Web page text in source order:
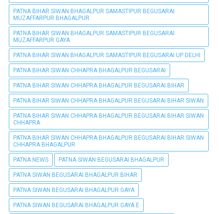
PATNA BIHAR SIWAN BHAGALPUR SAMASTIPUR BEGUSARAI
MUZAFFARPUR BHAGALPUR
PATNA BIHAR SIWAN BHAGALPUR SAMASTIPUR BEGUSARAI
MUZAFFARPUR GAYA
PATNA BIHAR SIWAN BHAGALPUR SAMASTIPUR BEGUSARAI UP DELHI
PATNA BIHAR SIWAN CHHAPRA BHAGALPUR BEGUSARAI
PATNA BIHAR SIWAN CHHAPRA BHAGALPUR BEGUSARAI BIHAR
PATNA BIHAR SIWAN CHHAPRA BHAGALPUR BEGUSARAI BIHAR SIWAN
PATNA BIHAR SIWAN CHHAPRA BHAGALPUR BEGUSARAI BIHAR SIWAN
CHHAPRA
PATNA BIHAR SIWAN CHHAPRA BHAGALPUR BEGUSARAI BIHAR SIWAN
CHHAPRA BHAGALPUR
PATNA NEWS PATNA SIWAN BEGUSARAI BHAGALPUR
PATNA SIWAN BEGUSARAI BHAGALPUR BIHAR
PATNA SIWAN BEGUSARAI BHAGALPUR GAYA
PATNA SIWAN BEGUSARAI BHAGALPUR GAYA E